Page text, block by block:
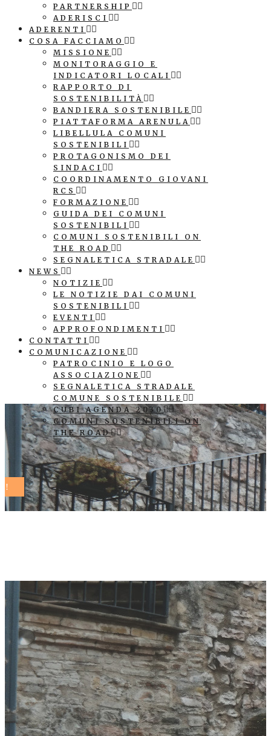
PARTNERSHIP
ADERISCI
ADERENTI
COSA FACCIAMO
MISSIONE
MONITORAGGIO E
INDICATORI LOCALI
RAPPORTO DI
SOSTENIBILITÀ
BANDIERA SOSTENIBILE
PIATTAFORMA ARENULA
LIBELLULA COMUNI
SOSTENIBILI
PROTAGONISMO DEI
SINDACI
COORDINAMENTO GIOVANI
RCS
FORMAZIONE
GUIDA DEI COMUNI
SOSTENIBILI
COMUNI SOSTENIBILI ON
THE ROAD
SEGNALETICA STRADALE
NEWS
NOTIZIE
LE NOTIZIE DAI COMUNI
SOSTENIBILI
EVENTI
APPROFONDIMENTI
CONTATTI
COMUNICAZIONE
PATROCINIO E LOGO
ASSOCIAZIONE
SEGNALETICA STRADALE
COMUNE SOSTENIBILE
CUBI AGENDA 2030
COMUNI SOSTENIBILI ON
THE ROAD